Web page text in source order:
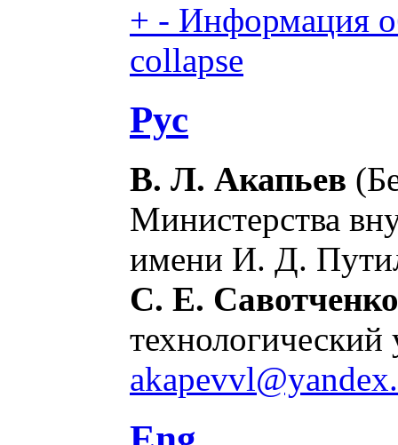
+ - Информация
collapse
Рус
В. Л. Акапьев
Министерства
имени И. Д.
С. Е. Савотченко